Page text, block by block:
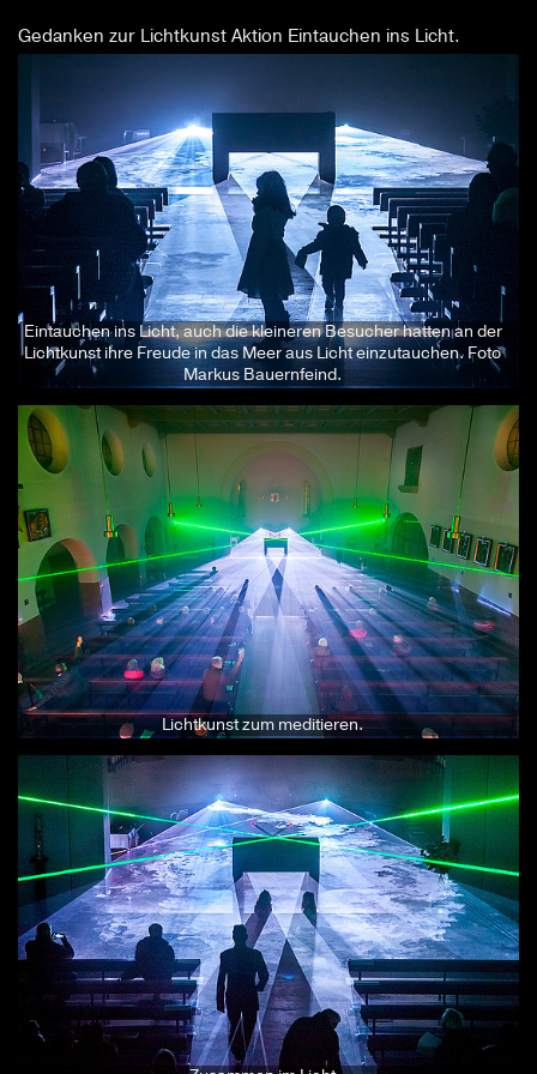
Eintauchen ins Licht, auch die kleineren Besucher hatten an der
Lichtkunst ihre Freude in das Meer aus Licht einzutauchen. Foto
Markus Bauernfeind.
Lichtkunst zum meditieren.
Zusammen im Licht